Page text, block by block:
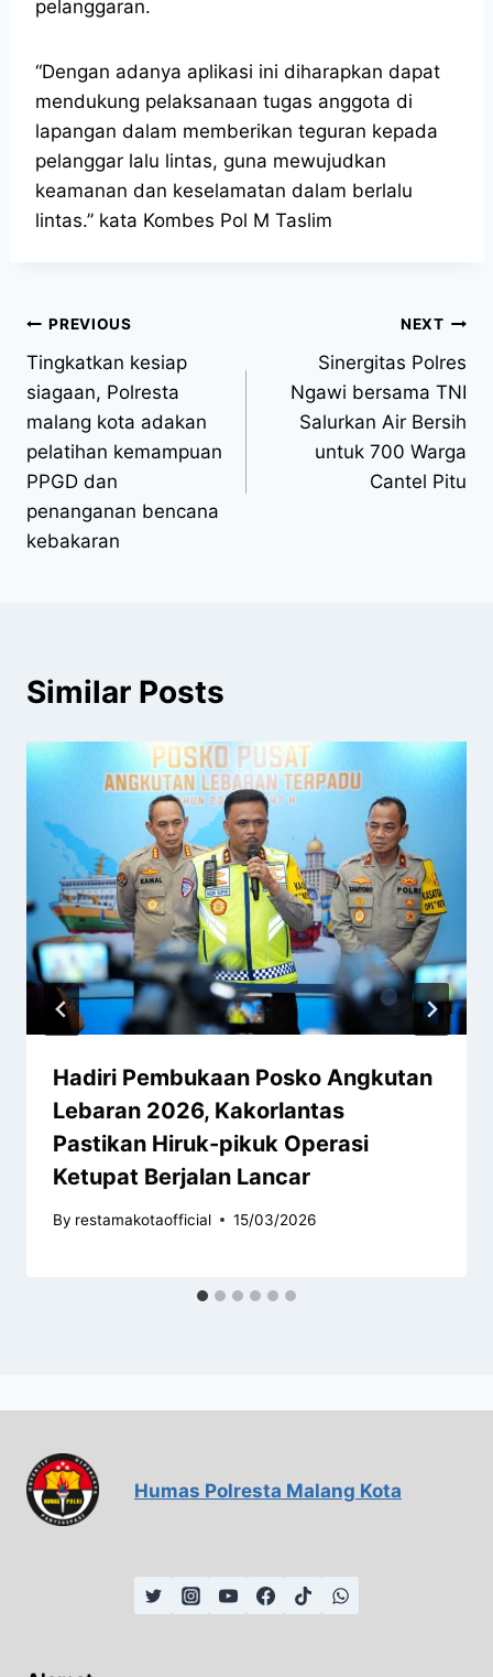
pelanggaran.
“Dengan adanya aplikasi ini diharapkan dapat
mendukung pelaksanaan tugas anggota di
lapangan dalam memberikan teguran kepada
pelanggar lalu lintas, guna mewujudkan
keamanan dan keselamatan dalam berlalu
lintas.” kata Kombes Pol M Taslim
PREVIOUS
Tingkatkan kesiap
siagaan, Polresta
malang kota adakan
pelatihan kemampuan
PPGD dan
penanganan bencana
kebakaran
NEXT
Sinergitas Polres
Ngawi bersama TNI
Salurkan Air Bersih
untuk 700 Warga
Cantel Pitu
Similar Posts
Hadiri Pembukaan Posko Angkutan
Lebaran 2026, Kakorlantas
Pastikan Hiruk-pikuk Operasi
Ketupat Berjalan Lancar
By restamakotaofficial 15/03/2026
Humas Polresta Malang Kota